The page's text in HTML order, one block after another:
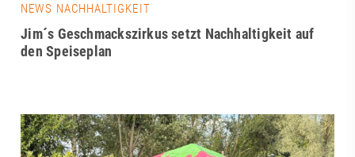
NEWS NACHHALTIGKEIT
Jim´s Geschmackszirkus setzt Nachhaltigkeit auf
den Speiseplan